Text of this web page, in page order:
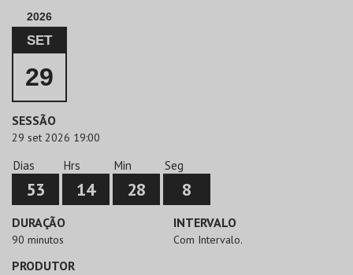
2026
SET
29
SESSÃO
29 set 2026 19:00
Dias
53
Hrs
14
Min
28
Seg
8
DURAÇÃO
90 minutos
INTERVALO
Com Intervalo.
PRODUTOR